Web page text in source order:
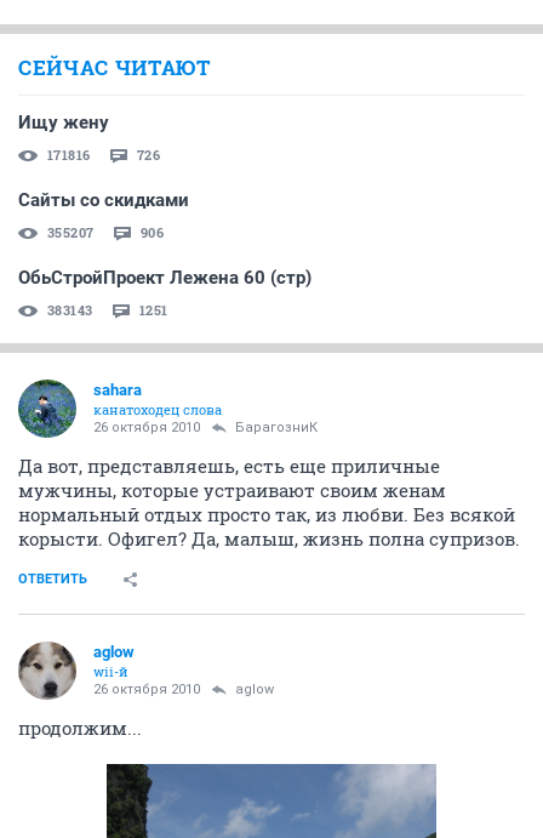
СЕЙЧАС ЧИТАЮТ
Ищу жену
171816 726
Сайты со скидками
355207 906
ОбьСтройПроект Лежена 60 (стр)
383143 1251
sahara
канатоходец слова
26 октября 2010 БарагозниК
Да вот, представляешь, есть еще приличные
мужчины, которые устраивают своим женам
нормальный отдых просто так, из любви. Без всякой
корысти. Офигел? Да, малыш, жизнь полна супризов.
ОТВЕТИТЬ
aglow
wii-й
26 октября 2010 aglow
продолжим...